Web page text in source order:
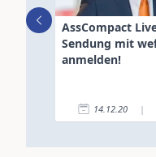
AssCompact
Sendung mit
anmelden!
14.12.20 |